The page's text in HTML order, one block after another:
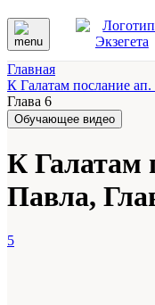
Главная
К Галатам послание ап.
Глава 6
Обучающее видео
К Галатам
Павла,
5